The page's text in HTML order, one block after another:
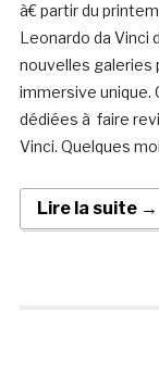
à€ partir du
Leonardo da Vinci
nouvelles galeries
immersive
dédiées à faire
Vinci. Quelques
Lire la suite →